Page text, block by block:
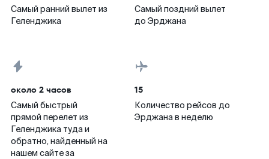
Самый ранний вылет из
Геленджика
Самый поздний вылет
до Эрджана
около 2 часов
Самый быстрый
прямой перелет из
Геленджика туда и
обратно, найденный на
нашем сайте за
15
Количество рейсов до
Эрджана в неделю